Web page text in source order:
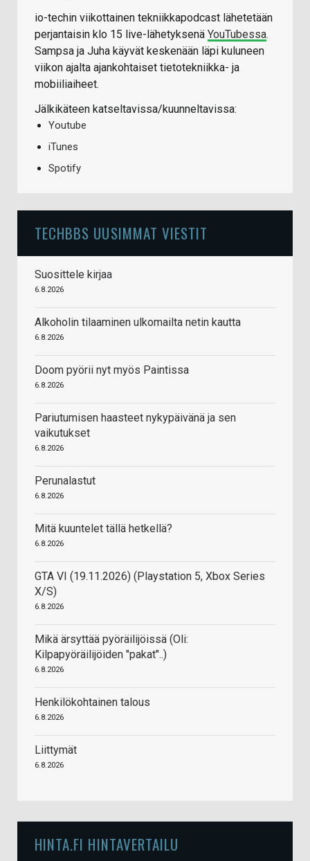
io-techin viikottainen tekniikkapodcast lähetetään
perjantaisin klo 15 live-lähetyksenä YouTubessa.
Sampsa ja Juha käyvät keskenään läpi kuluneen
viikon ajalta ajankohtaiset tietotekniikka- ja
mobiiliaiheet.
Jälkikäteen katseltavissa/kuunneltavissa:
Youtube
iTunes
Spotify
TECHBBS UUSIMMAT VIESTIT
Suosittele kirjaa
6.8.2026
Alkoholin tilaaminen ulkomailta netin kautta
6.8.2026
Doom pyörii nyt myös Paintissa
6.8.2026
Pariutumisen haasteet nykypäivänä ja sen
vaikutukset
6.8.2026
Perunalastut
6.8.2026
Mitä kuuntelet tällä hetkellä?
6.8.2026
GTA VI (19.11.2026) (Playstation 5, Xbox Series
X/S)
6.8.2026
Mikä ärsyttää pyöräilijöissä (Oli:
Kilpapyöräilijöiden "pakat"..)
6.8.2026
Henkilökohtainen talous
6.8.2026
Liittymät
6.8.2026
HINTA.FI HINTAVERTAILU